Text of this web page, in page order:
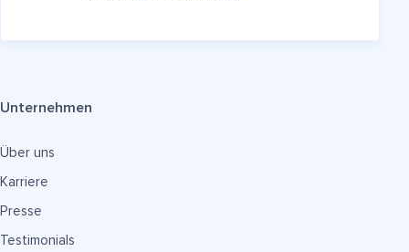
Unternehmen
Über uns
Karriere
Presse
Testimonials